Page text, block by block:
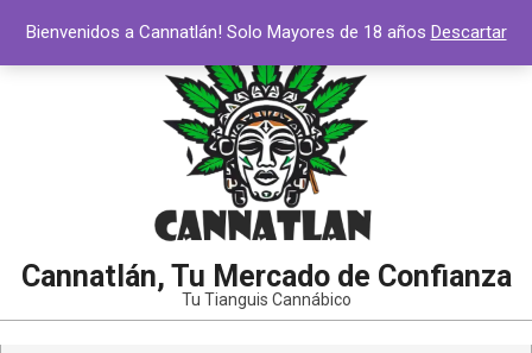
contenido
Cannatlán, Tu Mercado de Confianza
Tu Tianguis Cannábico
Bienvenidos a Cannatlán! Solo Mayores de 18 años Descartar